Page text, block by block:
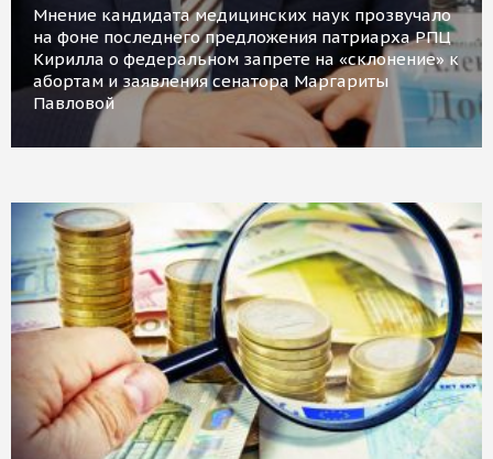
Мнение кандидата медицинских наук прозвучало
на фоне последнего предложения патриарха РПЦ
Кирилла о федеральном запрете на «склонение» к
абортам и заявления сенатора Маргариты
Павловой